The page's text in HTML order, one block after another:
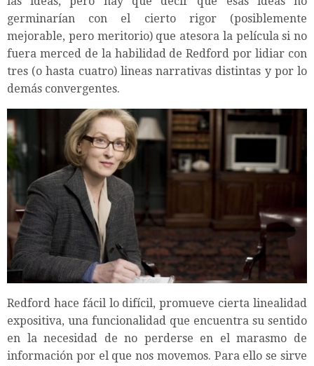
germinarían con el cierto rigor (posiblemente
mejorable, pero meritorio) que atesora la película si no
fuera merced de la habilidad de Redford por lidiar con
tres (o hasta cuatro) lineas narrativas distintas y por lo
demás convergentes.
Redford hace fácil lo difícil, promueve cierta linealidad
expositiva, una funcionalidad que encuentra su sentido
en la necesidad de no perderse en el marasmo de
información por el que nos movemos. Para ello se sirve